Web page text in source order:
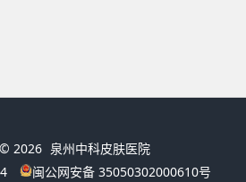
2026 泉州中科皮肤医院
闽公网安备 35050302000610号